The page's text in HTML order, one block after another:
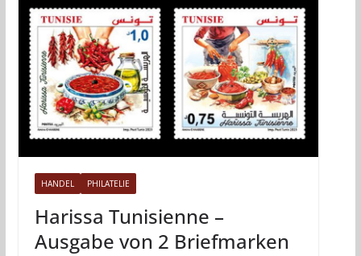
HANDEL PHILATELIE
Harissa Tunisienne –
Ausgabe von 2 Briefmarken